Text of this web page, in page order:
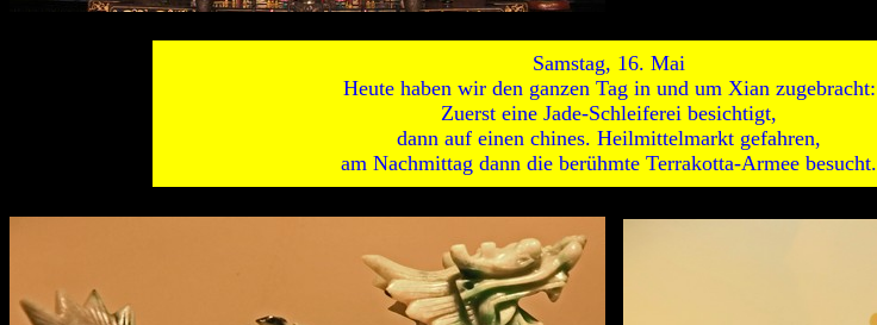
Samstag, 16. Mai
Heute haben wir den ganzen Tag in und um Xian zugebracht:
Zuerst eine Jade-Schleiferei besichtigt,
dann auf einen chines. Heilmittelmarkt gefahren,
am Nachmittag dann die berühmte Terrakotta-Armee besucht.